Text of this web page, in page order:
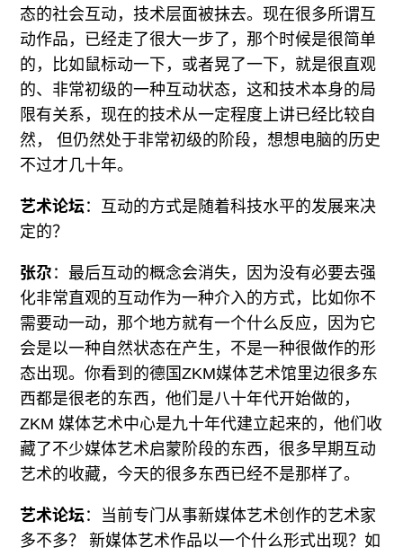
态的社会互动，技术层面被抹去。现在很多所谓互
动作品，已经走了很大一步了，那个时候是很简单
的，比如鼠标动一下，或者晃了一下，就是很直观
的、非常初级的一种互动状态，这和技术本身的局
限有关系，现在的技术从一定程度上讲已经比较自
然， 但仍然处于非常初级的阶段，想想电脑的历史
不过才几十年。
艺术论坛：互动的方式是随着科技水平的发展来决
定的？
张尕 ：最后互动的概念会消失，因为没有必要去强
化非常直观的互动作为一种介入的方式，比如你不
需要动一动，那个地方就有一个什么反应，因为它
会是以一种自然状态在产生，不是一种很做作的形
态出现。你看到的德国ZKM媒体艺术馆里边很多东
西都是很老的东西，他们是八十年代开始做的，
ZKM 媒体艺术中心是九十年代建立起来的，他们收
藏了不少媒体艺术启蒙阶段的东西，很多早期互动
艺术的收藏，今天的很多东西已经不是那样了。
艺术论坛：当前专门从事新媒体艺术创作的艺术家
多不多？ 新媒体艺术作品以一个什么形式出现？如